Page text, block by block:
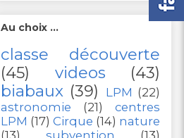
Au choix ...
classe découverte
(45)
videos
(43)
biabaux (39) LPM (22)
astronomie
(21)
centres
LPM (17) Cirque (14) nature